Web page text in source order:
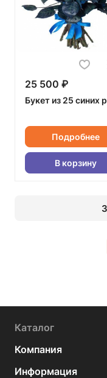
25 500 ₽
Букет из 25 синих
Подробнее
В корзину
Каталог
Компания
Информация